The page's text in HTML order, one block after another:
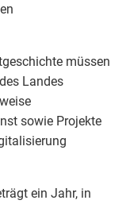
müssen
Landes
sowie Projekte
ein Jahr, in